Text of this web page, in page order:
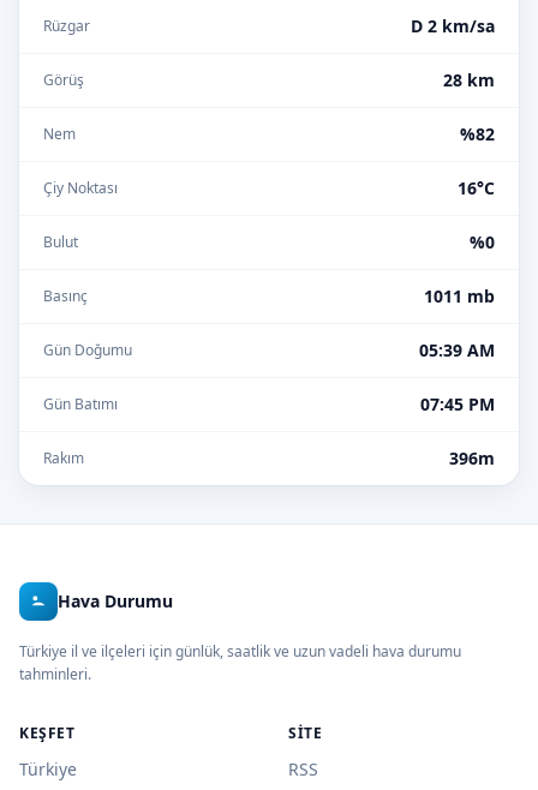
Rüzgar D 2 km/sa
Görüş 28 km
Nem %82
Çiy Noktası 16°C
Bulut %0
Basınç 1011 mb
Gün Doğumu 05:39 AM
Gün Batımı 07:45 PM
Rakım 396m
Hava Durumu
Türkiye il ve ilçeleri için günlük, saatlik ve uzun vadeli hava durumu
tahminleri.
KEŞFET
Türkiye
SITE
RSS